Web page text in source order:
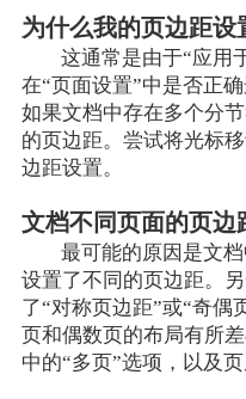
为什么我的页边距设
这通常是由于“应用
在“页面设置”中是否正确
如果文档中存在多个分
的页边距。尝试将光标
边距设置。
文档不同页面的页边
最可能的原因是文
设置了不同的页边距。
了“对称页边距”或“奇偶
页和偶数页的布局有所
中的“多页”选项，以及页